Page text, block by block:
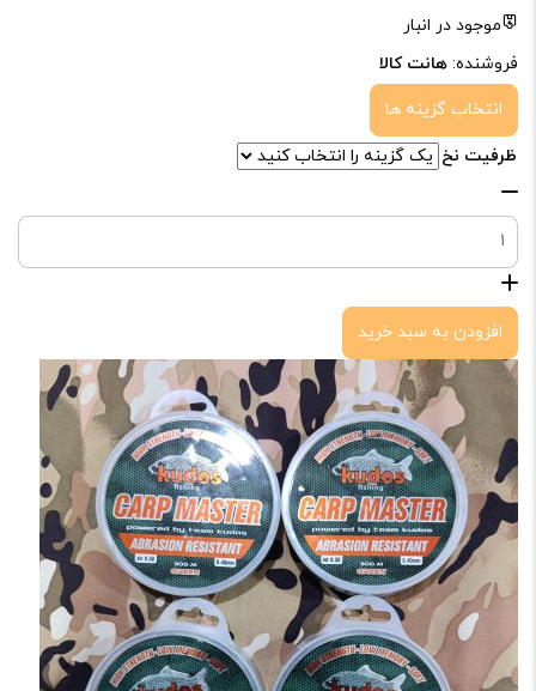
موجود در انبار
فروشنده: هانت کالا
انتخاب گزینه ها
محصول
دارای
انواع
باشد.
گزینه
ها
ممکن
است
در
صفحه
محصول
انتخاب
شوند
ظرفیت نخ
نخ
ماهیگیری
اوکاسیا
تی
فورس
عدد
افزودن به سبد خرید